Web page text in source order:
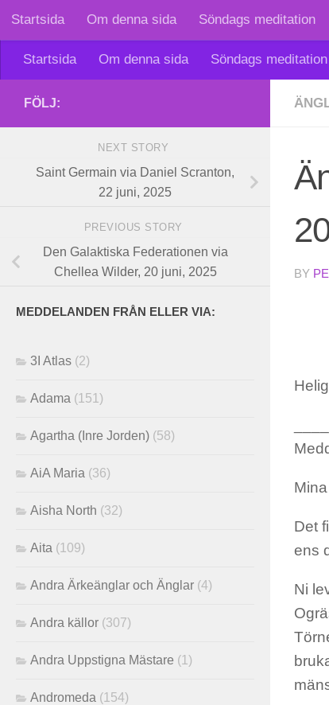
Skip to content
Startsida Om denna sida Söndags meditation
Startsida Om denna sida Söndags meditation
BY
Det
ens
Ni
FÖLJ:
NEXT STORY
Saint Germain via Daniel Scranton,
22 juni, 2025
PREVIOUS STORY
Den Galaktiska Federationen via
Chellea Wilder, 20 juni, 2025
MEDDELANDEN FRÅN ELLER VIA:
3I Atlas (2)
Adama (151)
Agartha (Inre Jorden) (58)
AiA Maria (36)
Aisha North (32)
Aita (109)
Andra Ärkeänglar och Änglar (4)
Andra källor (307)
Andra Uppstigna Mästare (1)
Andromeda (154)